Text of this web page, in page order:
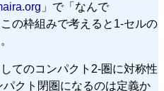
」で「なんで
の枠組みで考えると1-セルの
てのコンパクト2-圏に対称性
クト閉圏になるのは定義か